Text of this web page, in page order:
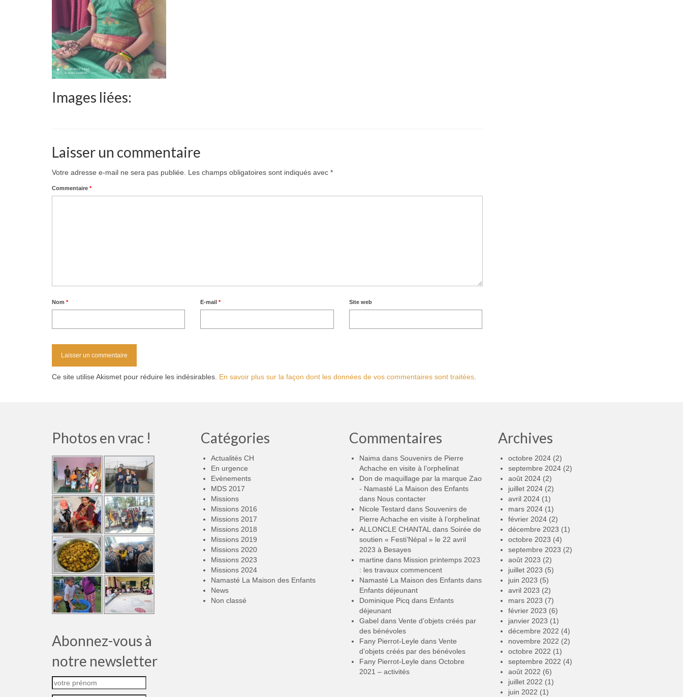
Images liées:
Laisser un commentaire
Votre adresse e-mail ne sera pas publiée. Les champs obligatoires sont indiqués avec *
Commentaire *
Nom * E-mail* Site web
Ce site utilise Akismet pour réduire les indésirables. En savoir plus sur la façon dont les données de vos commentaires sont traitées
Photos en vrac !
Abonnez-vous à
notre newsletter
Catégories
Actualités CH
En urgence
Evènements
MDS 2017
Missions
Missions 2016
Missions 2017
Missions 2018
Missions 2019
Missions 2020
Missions 2023
Missions 2024
Namasté La Maison des Enfants
News
Non classé
Commentaires
Naima dans Souvenirs de Pierre
Achache en visite à l’orphelinat
Don de maquillage par la marque Zao
- Namasté La Maison des Enfants
dans Nous contacter
Nicole Testard dans Souvenirs de
Pierre Achache en visite à l’orphelinat
ALLONCLE CHANTAL dans Soirée de
soutien « Festi’Népal » le 22 avril
2023 à Besayes
martine dans Mission printemps 2023
: les travaux commencent
Namasté La Maison des Enfants dans
Enfants déjeunant
Dominique Picq dans Enfants
déjeunant
Gabel dans Vente d’objets créés par
des bénévoles
Fany Pierrot-Leyle dans Vente
d’objets créés par des bénévoles
Fany Pierrot-Leyle dans Octobre
2021 – activités
Archives
octobre 2024(2)
septembre 2024(2)
août 2024(2)
juillet 2024(2)
avril 2024(1)
mars 2024(1)
février 2024(2)
décembre 2023 (1)
octobre 2023 (4)
septembre 2023 (2)
août 2023 (2)
juillet 2023 (5)
juin 2023 (5)
avril 2023 (2)
mars 2023 (7)
février 2023 (6)
janvier 2023 (1)
décembre 2022 (4)
novembre 2022 (2)
octobre 2022 (1)
septembre 2022 (4)
août 2022 (6)
juillet 2022 (1)
juin 2022 (1)